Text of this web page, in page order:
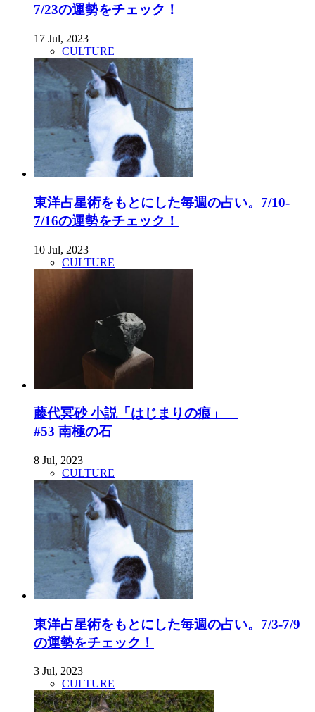
7/23の運勢をチェック！
17 Jul, 2023
CULTURE
東洋占星術をもとにした毎週の占い。7/10-
7/16の運勢をチェック！
10 Jul, 2023
CULTURE
藤代冥砂 小説「はじまりの痕」
#53 南極の石
8 Jul, 2023
CULTURE
東洋占星術をもとにした毎週の占い。7/3-7/9
の運勢をチェック！
3 Jul, 2023
CULTURE